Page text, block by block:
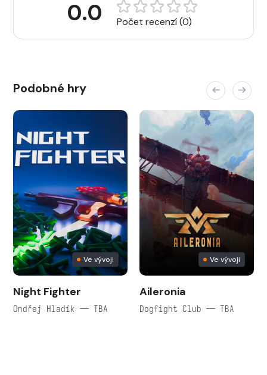
0.0 Počet recenzí (0)
Podobné hry
Ve vývoji
Night Fighter
Ondřej Hladík — TBA
Ve vývoji
Aileronia
Dogfight Club — TBA